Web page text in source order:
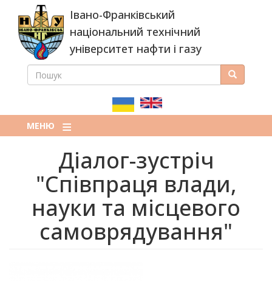
основного
вмісту
Івано-Франківський
національний технічний
університет нафти і газу
ПОШУКОВА
ПОШУК Пошук
МЕНЮ
Діалог-зустріч
"Співпраця влади,
науки та місцевого
самоврядування"